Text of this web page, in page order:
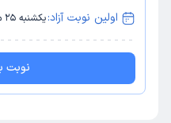
اولین نوبت آزاد:یکشنبه 25 مرداد | 14:00
نوبت